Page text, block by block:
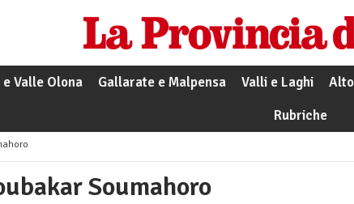
e Valle Olona Gallarate e Malpensa Valli e Laghi
Rubriche
Soumahoro